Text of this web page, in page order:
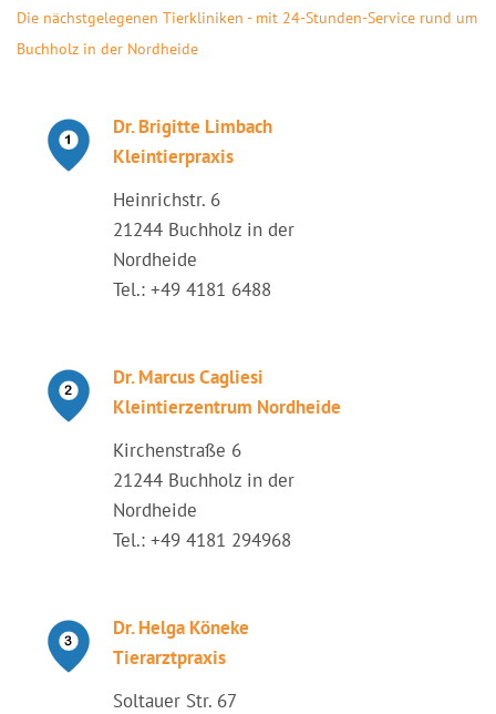
Die nächstgelegenen Tierkliniken - mit 24-Stunden-Service rund um
Buchholz in der Nordheide
Dr. Brigitte Limbach
Kleintierpraxis
Heinrichstr. 6
21244 Buchholz in der
Nordheide
Tel.: +49 4181 6488
Dr. Marcus Cagliesi
Kleintierzentrum Nordheide
Kirchenstraße 6
21244 Buchholz in der
Nordheide
Tel.: +49 4181 294968
Dr. Helga Köneke
Tierarztpraxis
Soltauer Str. 67